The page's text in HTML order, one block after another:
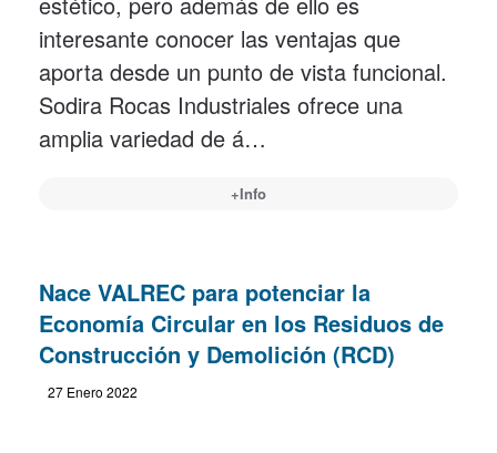
interesante conocer las ventajas que
aporta desde un punto de vista funcional.
Sodira Rocas Industriales ofrece una
amplia variedad de á…
+Info
Nace VALREC para potenciar la
Economía Circular en los Residuos de
Construcción y Demolición (RCD)
27 Enero 2022